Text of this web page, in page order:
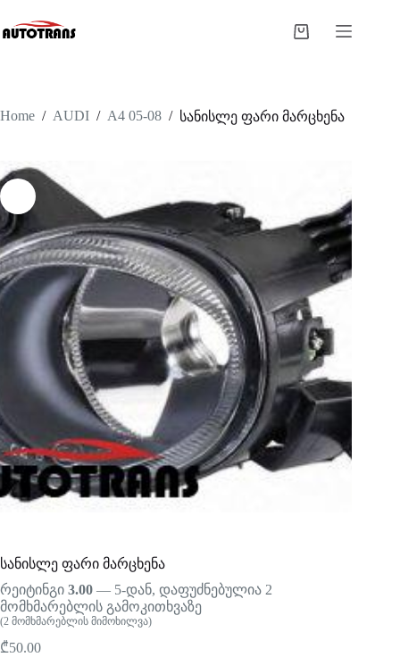
Home / AUDI / A4 05-08 / სანისლე ფარი მარცხენა
სანისლე ფარი მარცხენა
რეიტინგი 3.00 — 5-დან, დაფუძნებულია 2
მომხმარებლის გამოკითხვაზე
(2 მომხმარებლის მიმოხილვა)
₾50.00